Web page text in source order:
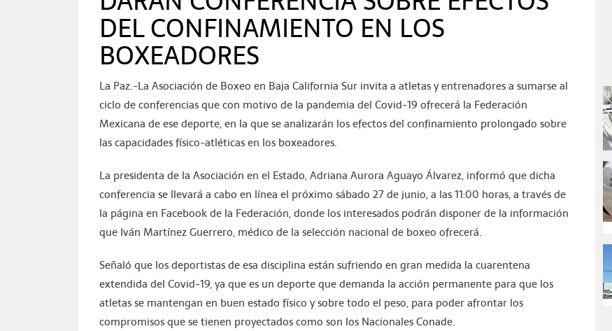
DEL CONFINAMIENTO EN LOS
BOXEADORES
La Paz.-La Asociación de Boxeo en Baja California Sur invita a atletas y entrenadores a sumarse al
ciclo de conferencias que con motivo de la pandemia del Covid-19 ofrecerá la Federación
Mexicana de ese deporte, en la que se analizarán los efectos del confinamiento prolongado sobre
las capacidades físico-atléticas en los boxeadores.
La presidenta de la Asociación en el Estado, Adriana Aurora Aguayo Álvarez, informó que dicha
conferencia se llevará a cabo en línea el próximo sábado 27 de junio, a las 11:00 horas, a través de
la página en Facebook de la Federación, donde los interesados podrán disponer de la información
que Iván Martínez Guerrero, médico de la selección nacional de boxeo ofrecerá.
Señaló que los deportistas de esa disciplina están sufriendo en gran medida la cuarentena
extendida del Covid-19, ya que es un deporte que demanda la acción permanente para que los
atletas se mantengan en buen estado físico y sobre todo el peso, para poder afrontar los
compromisos que se tienen proyectados como son los Nacionales Conade.